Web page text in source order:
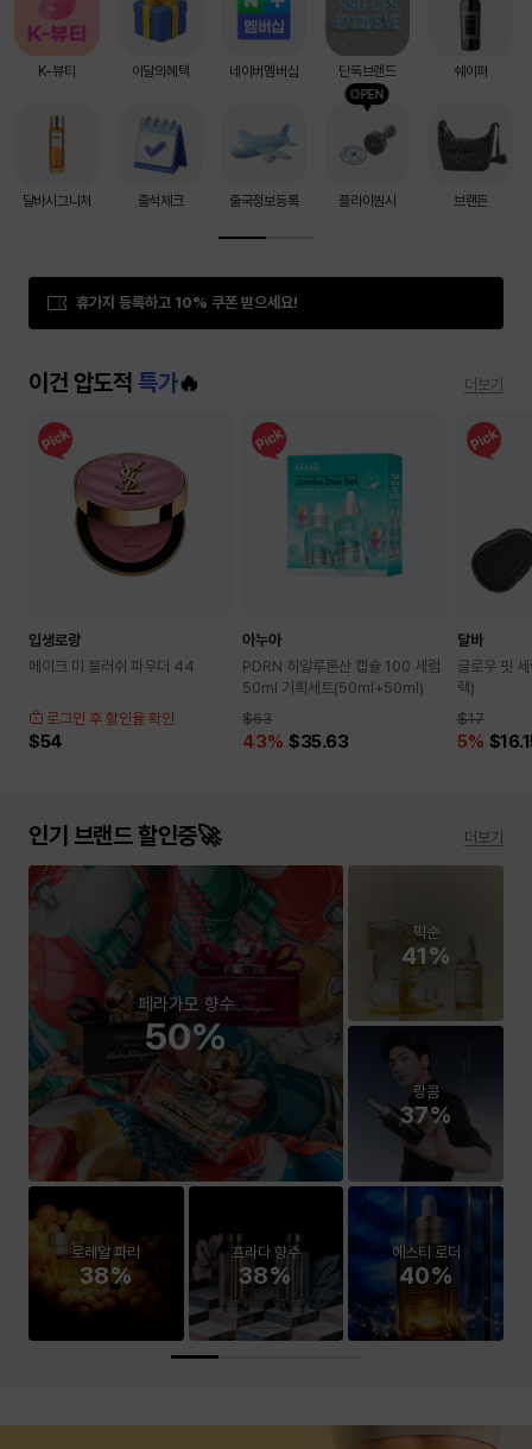
K-뷰티
달바시그니처
이달의혜택
출석체크
네이버멤버십
출국정보등록
단독브랜드
OPEN
플라이퀀시
쉐이퍼
브랜든
휴가지 등록하고 10% 쿠폰 받으세요!
이건 압도적 특가🔥 더보기
입생로랑
메이크 미 블러쉬 파우더 44
로그인 후 할인율 확인
$54
아누아
PDRN 히알루론산 캡슐 100 세럼
50ml 기획세트(50ml+50ml)
$63
43% $35.63
달바
글로우 핏
랙)
$17
5%
인기 브랜드 할인중🚀 더보기
페라가모 향수
50%
믹순
41%
랑콤
37%
에스티 로더
40%
프라다 향수
38%
로레알 파리
38%